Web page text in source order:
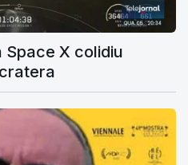
X colidiu